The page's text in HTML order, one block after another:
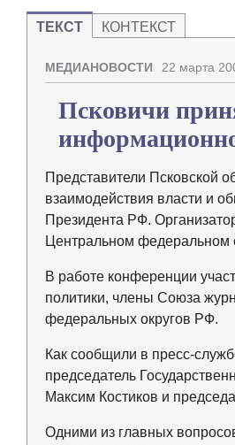
ТЕКСТ КОНТЕКСТ
МЕДИАНОВОСТИ 22 марта
Псковичи
Представители Псковской
взаимодействия власти и
Президента РФ.
Центральном федеральном
В работе конференции
политики, члены Союза
федеральных округов РФ.
Как сообщили в пресс-
председатель
Максим Костиков и
Одними из главных